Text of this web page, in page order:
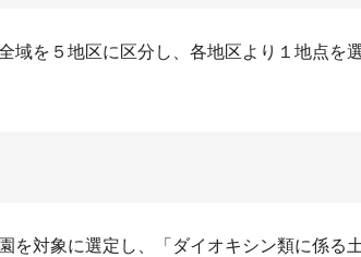
域を５地区に区分し、各地区より１地点
を対象に選定し、「ダイオキシン類に係